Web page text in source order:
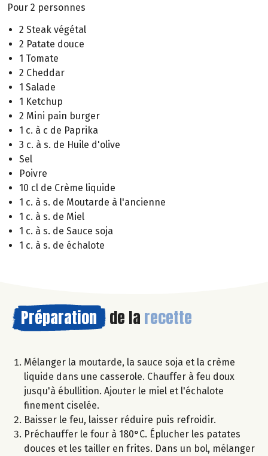
Pour 2 personnes
2 Steak végétal
2 Patate douce
1 Tomate
2 Cheddar
1 Salade
1 Ketchup
2 Mini pain burger
1 c. à c de Paprika
3 c. à s. de Huile d'olive
Sel
Poivre
10 cl de Crème liquide
1 c. à s. de Moutarde à l'ancienne
1 c. à s. de Miel
1 c. à s. de Sauce soja
1 c. à s. de échalote
Préparation de la recette
Mélanger la moutarde, la sauce soja et la crème
liquide dans une casserole. Chauffer à feu doux
jusqu'à ébullition. Ajouter le miel et l'échalote
finement ciselée.
Baisser le feu, laisser réduire puis refroidir.
Préchauffer le four à 180°C. Éplucher les patates
douces et les tailler en frites. Dans un bol, mélanger